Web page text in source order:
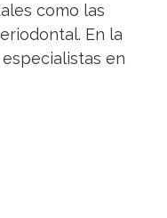
como las
En la
en